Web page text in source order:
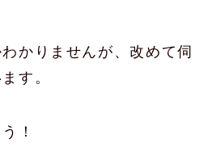
かりませんが、改めて伺
す。
！